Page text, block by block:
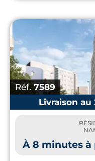
Réf.7589
Livraison
À 8 minutes